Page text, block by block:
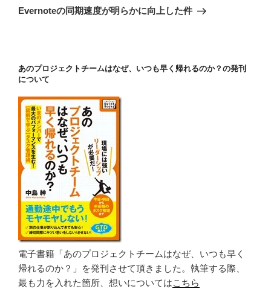
ー
の
Evernoteの同期速度が明らかに向上した件
あのプロジェクトチームはなぜ、いつも早く帰れるのか？の発刊
について
電子書籍「あのプロジェクトチームはなぜ、いつも早く
帰れるのか？」を発刊させて頂きました。執筆する際、
最も力を入れた箇所、想いについてはこちら